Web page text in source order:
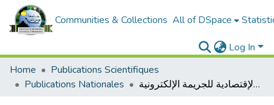
Communities & Collections All of DSpace
Log In
Home
Publications Scientifiques
Publications Nationales
الأثار الإقتصادية للجريمة الإلكترونية